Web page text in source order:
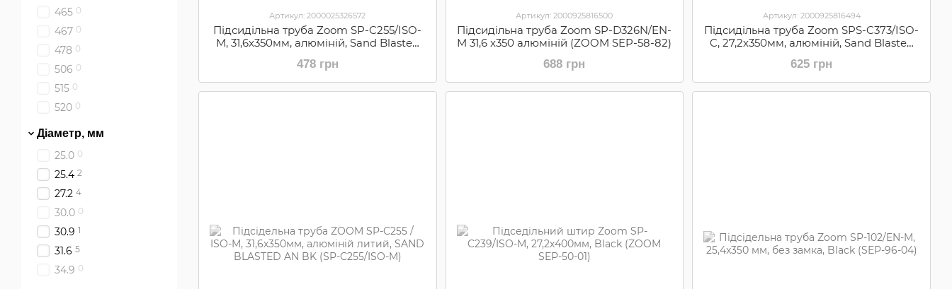
Артикул: 2000025326572
Підсидільна труба Zoom SP-C255/ISO-
M, 31,6х350мм, алюміній, Sand Blasted
478 грн
Артикул: 2000925816500
Підсидільна труба Zoom SP-D326N/EN-
M 31,6 x350 алюміній (ZOOM SEP-58-82)
688 грн
Артикул: 2000925816494
Підсидільна труба Zoom SPS-C373/ISO-
C, 27,2х350мм, алюміній, Sand Blasted
625 грн
465 0
467 0
478 0
506 0
515 0
520 0
Діаметр, мм
25.0 0
25.4 2
27.2 4
30.0 0
30.9 1
31.6 5
34.9 0